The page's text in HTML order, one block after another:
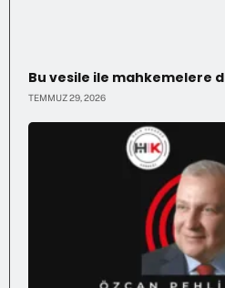
Bu vesile ile mahkemelere
TEMMUZ 29, 2026